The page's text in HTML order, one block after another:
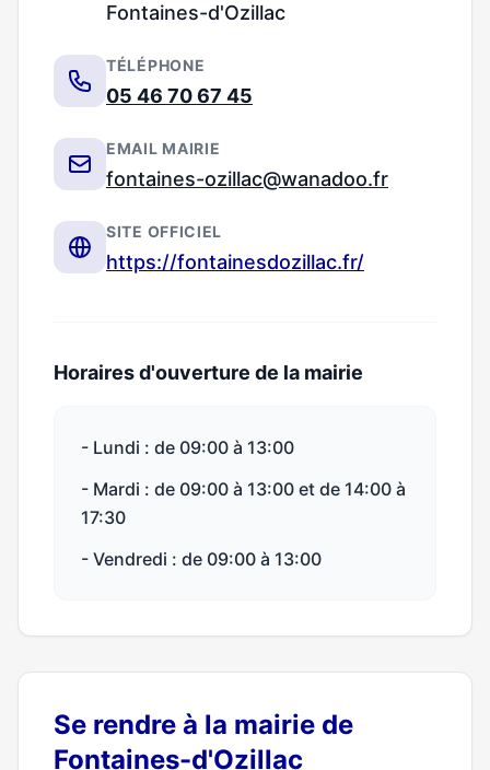
Fontaines-d'Ozillac
TÉLÉPHONE
05 46 70 67 45
EMAIL MAIRIE
fontaines-ozillac@wanadoo.fr
SITE OFFICIEL
https://fontainesdozillac.fr/
Horaires d'ouverture de la mairie
- Lundi : de 09:00 à 13:00
- Mardi : de 09:00 à 13:00 et de 14:00 à
17:30
- Vendredi : de 09:00 à 13:00
Se rendre à la mairie de
Fontaines-d'Ozillac